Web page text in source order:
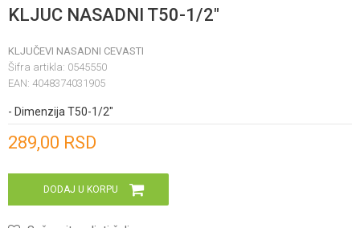
KLJUC NASADNI T50-1/2"
KLJUČEVI NASADNI CEVASTI
Šifra artikla: 0545550
EAN: 4048374031905
- Dimenzija T50-1/2"
289,00 RSD
DODAJ U KORPU